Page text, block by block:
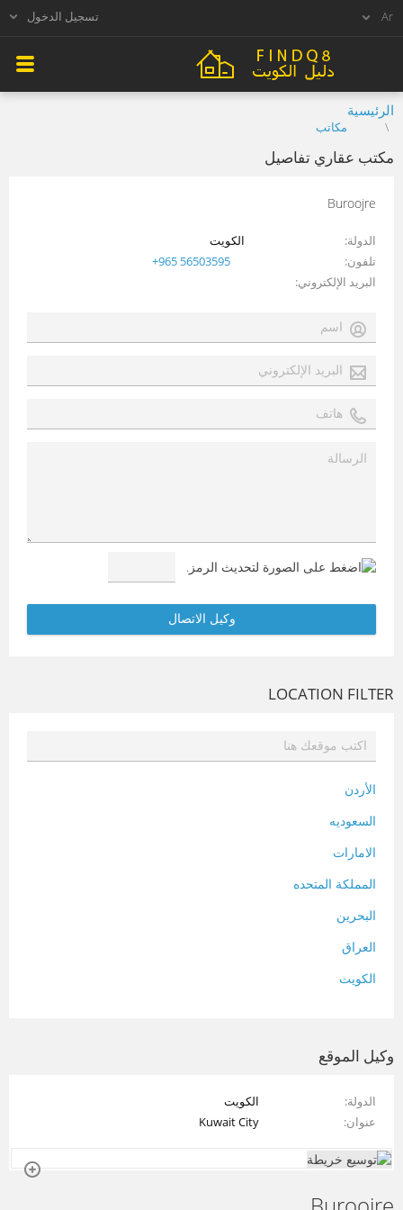
تسجيل الدخول
الرئيسية
مكاتب
مكتب عقاري تفاصيل
Buroojre
الدولة
الكويت
تلفون
+965 56503595
البريد الإلكتروني
LOCATION FILTER
الأردن
السعوديه
الامارات
المملكة المتحده
البحرين
العراق
الكويت
فلسطين
سوريا
تونس
وكيل الموقع
الدولة
الكويت
عنوان
Kuwait City